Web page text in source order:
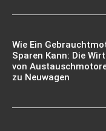
Wie Ein
Sparen Kann: Die
von
zu Neuwagen